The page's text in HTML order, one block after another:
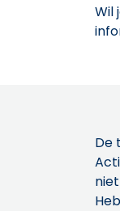
Wil
De